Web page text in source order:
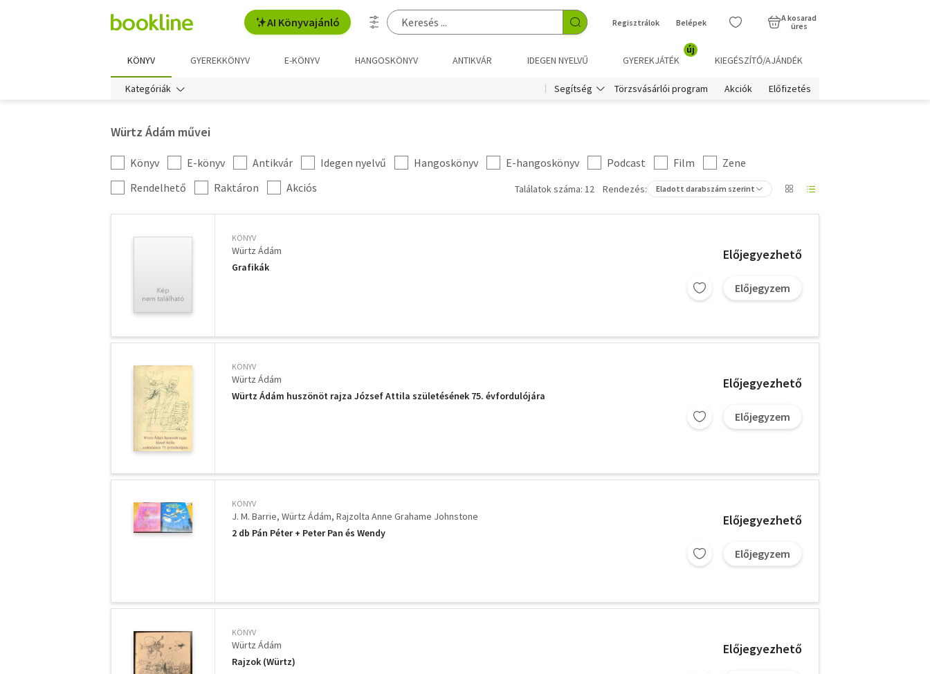
AI Könyvajánló Regisztrálok Belépek
A kosarad
üres
KÖNYV GYEREKKÖNYV E-KÖNYV HANGOSKÖNYV ANTIKVÁR IDEGEN NYELVŰ GYEREKJÁTÉK
új
KIEGÉSZÍTŐ/AJÁNDÉK
Kategóriák Segítség Törzsvásárlói program Akciók Előfizetés
Würtz Ádám művei
Kategória
szűrés
Könyv E-könyv Antikvár Idegen nyelvű Hangoskönyv E-hangoskönyv Podcast Film
Zene
További
szűrők
Rendelhető Raktáron Akciós Találatok száma: 12 Rendezés: Eladott darabszám szerint
KÖNYV
Würtz Ádám
Grafikák
Előjegyezhető
Előjegyzem
KÖNYV
Würtz Ádám
Würtz Ádám huszönöt rajza József Attila születésének 75. évfordulójára
Előjegyezhető
Előjegyzem
KÖNYV
J. M. Barrie Würtz Ádám Rajzolta Anne Grahame Johnstone
2 db Pán Péter + Peter Pan és Wendy
Előjegyezhető
Előjegyzem
KÖNYV
Würtz Ádám
Rajzok (Würtz)
Előjegyezhető